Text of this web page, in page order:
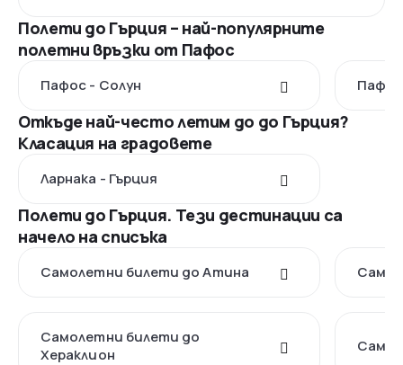
Полети до Гърция – най-популярните
полетни връзки от Пафос
Пафос - Солун
Откъде най-често летим до до Гърция?
Класация на градовете
Ларнака - Гърция
Полети до Гърция. Тези дестинации са
начело на списъка
Самолетни билети до Атина
Самолетни билети до
Хераклион